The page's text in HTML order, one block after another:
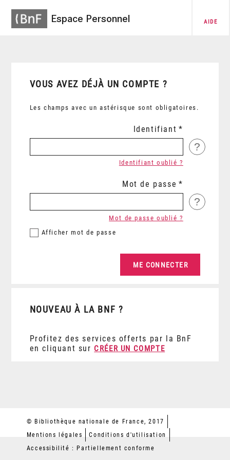
Espace Personnel AIDE
VOUS AVEZ DÉJÀ UN COMPTE ?
Les champs avec un astérisque sont obligatoires.
Identifiant
?
Identifiant oublié ?
Mot de passe
?
Afficher mot de passe
Mot de passe oublié ?
NOUVEAU À LA BNF ?
Profitez des services offerts par la BnF
en cliquant sur CRÉER UN COMPTE
© Bibliothèque nationale de France, 2017
Mentions légales
Conditions d'utilisation
Accessibilité : Partiellement conforme